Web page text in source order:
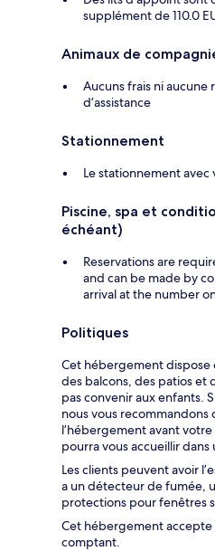
supplément de 110.0
Animaux de
Aucuns frais ni aucune
d’assistance
Stationnement
Le stationnement avec
Piscine, spa et
échéant)
Reservations are
and can be made by
arrival at the number
Politiques
Cet hébergement dispose
des balcons, des patios et
pas convenir aux enfants.
nous vous
l’hébergement avant
pourra vous accueillir
Les clients peuvent avoir
a un détecteur de fumée,
protections pour fenêtres
Cet hébergement accepte
comptant.